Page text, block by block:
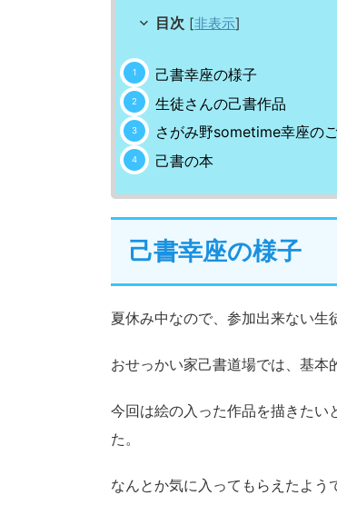
目次 [非表示]
己書幸座の様子
生徒さんの己書作品
さがみ野sometime幸座の
己書の本
己書幸座の様子
夏休み中なので、参加出来ない生
おせっかい家己書道場では、基本
今回は絵の入った作品を描きたい
た。
なんとか気に入ってもらえたよう